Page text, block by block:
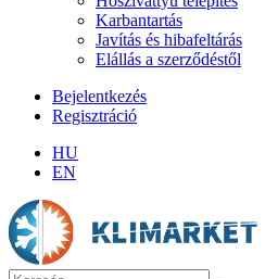
Karbantartás
Javítás és hibafeltárás
Elállás a szerződéstől
Bejelentkezés
Regisztráció
HU
EN